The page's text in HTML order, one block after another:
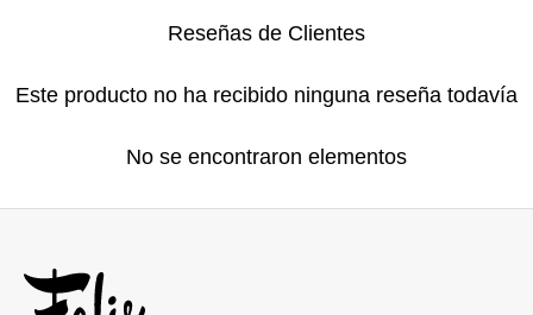
Reseñas de Clientes
Este producto no ha recibido ninguna reseña todavía
No se encontraron elementos